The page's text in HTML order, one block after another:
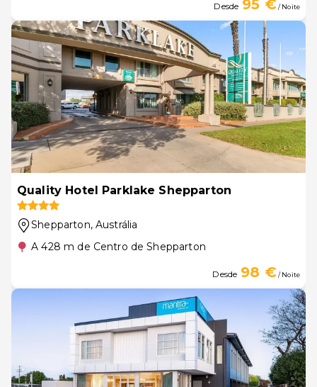
Desde 95 €/ Noite
Quality Hotel Parklake Shepparton
Shepparton, Austrália
A 428 m de Centro de Shepparton
Desde 98 €/ Noite